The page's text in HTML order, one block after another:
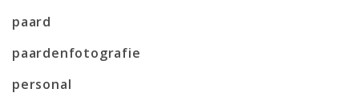
paard
paardenfotografie
personal